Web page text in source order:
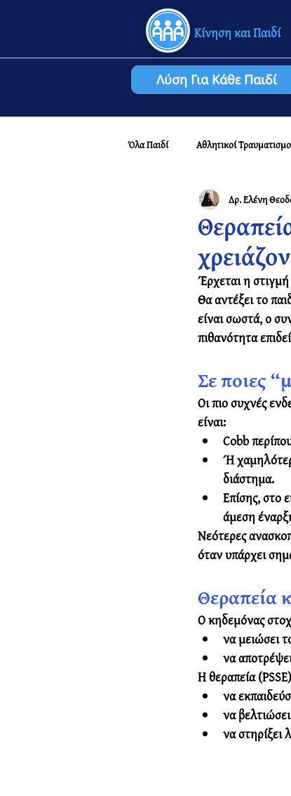
Κίνηση και Παιδί
Λύση Για Κάθε Παιδί
Όλα Παιδί Αθλητικοί
Αναπτυξιακό Ποδόσφαιρο: Για
Δρ. Ελένη
Έρχεται η στιγμή
Θα αντέξει το
είναι σωστά, ο
πιθανότητα
Σε ποιες
Οι πιο συχνές
είναι:
Cobb
Ή
διάστημα.
Επίσης, στο
άμεση
Νεότερες
όταν υπάρχει
Θεραπεία
Ο κηδεμόνας
να μειώσει
να
Η θεραπεία
να
να βελτιώσει
να στηρίξει